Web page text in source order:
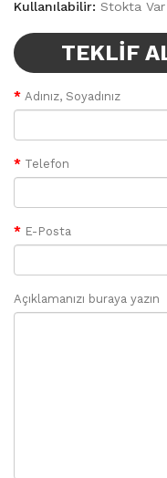
Kullanılabilir: Stokta Var
TEKLIF
Adınız, Soyadınız
Telefon
E-Posta
Açıklamanızı buraya yazın